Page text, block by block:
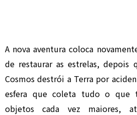
A nova aventura coloca
de restaurar as estrelas,
Cosmos destrói a Terra por
esfera que coleta tudo o que
objetos cada vez maiores,